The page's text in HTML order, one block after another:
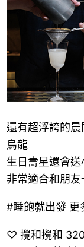
還有超浮誇的
烏龍
生日壽星還會送
非常適合和朋
#睡飽就出發 更
♡ 攪和攪和